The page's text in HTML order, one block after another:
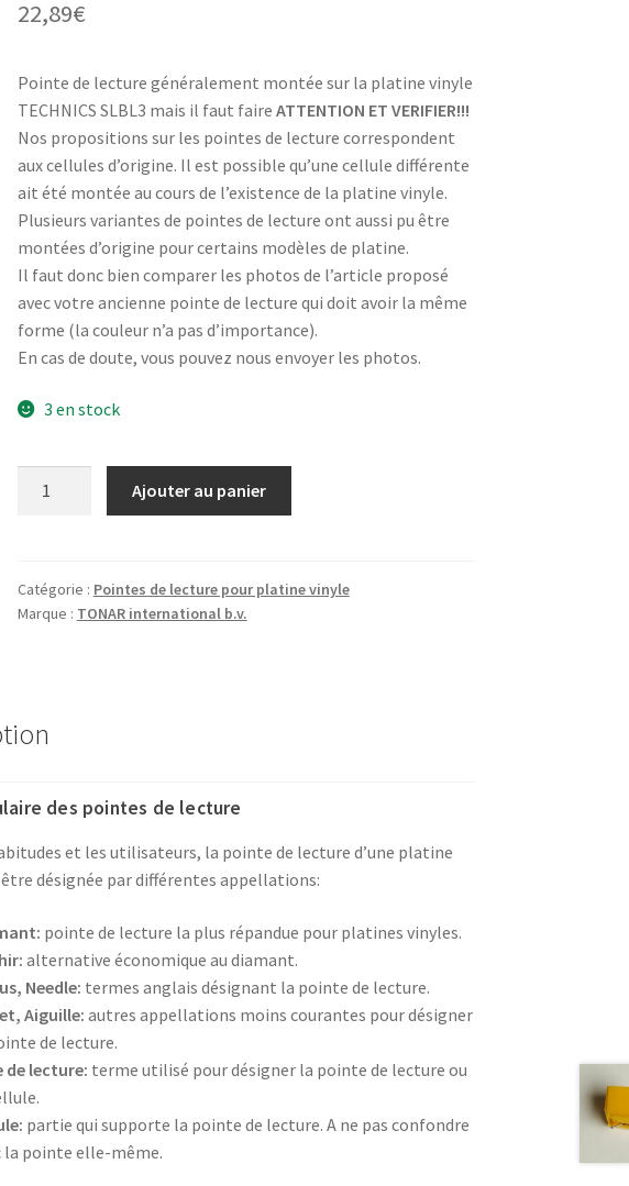
notation
22,89€
Pointe de lecture généralement montée sur la platine vinyle
TECHNICS SLBL3 mais il faut faire ATTENTION ET VERIFIER!!!
Nos propositions sur les pointes de lecture correspondent
aux cellules d’origine. Il est possible qu’une cellule différente
ait été montée au cours de l’existence de la platine vinyle.
Plusieurs variantes de pointes de lecture ont aussi pu être
montées d’origine pour certains modèles de platine.
Il faut donc bien comparer les photos de l’article proposé
avec votre ancienne pointe de lecture qui doit avoir la même
forme (la couleur n’a pas d’importance).
En cas de doute, vous pouvez nous envoyer les photos.
3 en stock
BL3
-
lecture
CS
platine
vinyle
disque
Ajouter au panier
Catégorie : Pointes de lecture pour platine vinyle
Marque : TONAR international b.v.
des pointes de lecture
et les utilisateurs, la pointe de lecture d’une platine
désignée par différentes appellations:
pointe de lecture la plus répandue pour platines vinyles.
alternative économique au diamant.
Needle: termes anglais désignant la pointe de lecture.
Aiguille:autres appellations moins courantes pour désigner
de lecture.
de lecture: terme utilisé pour désigner la pointe de lecture ou
partie qui supporte la pointe de lecture. A ne pas confondre
la pointe elle-même.